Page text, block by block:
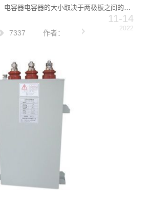
电容器电容器的大小取决于两极板之间的几
。在交流电压下使用电容器时，电容器的容
示，单位为无或无。传统的电容电抗无功
7337 作者：
11-14
2022